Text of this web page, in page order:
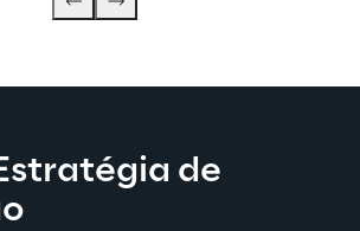
de